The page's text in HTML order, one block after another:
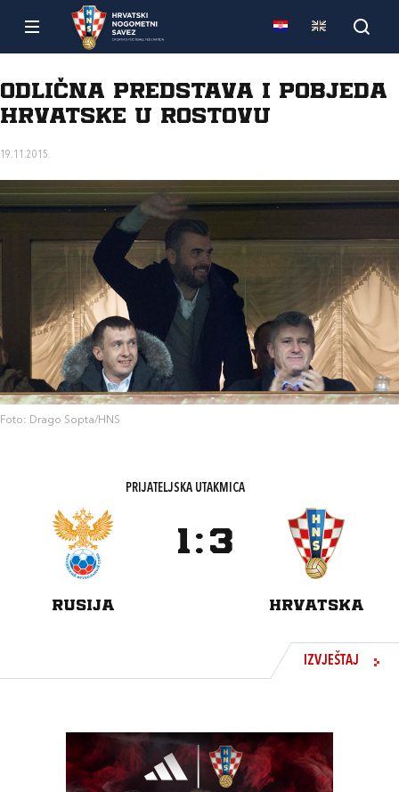
Odlična predstava i pobjeda
Hrvatske u Rostovu
19.11.2015.
Foto: Drago Sopta/HNS
PRIJATELJSKA UTAKMICA
RUSIJA
1: 3
HRVATSKA
IZVJEŠTAJ